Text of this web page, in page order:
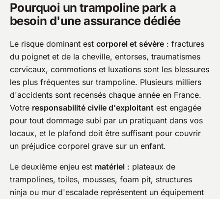
Pourquoi un trampoline park a
besoin d'une assurance dédiée
Le risque dominant est corporel et sévère : fractures
du poignet et de la cheville, entorses, traumatismes
cervicaux, commotions et luxations sont les blessures
les plus fréquentes sur trampoline. Plusieurs milliers
d'accidents sont recensés chaque année en France.
Votre responsabilité civile d'exploitant est engagée
pour tout dommage subi par un pratiquant dans vos
locaux, et le plafond doit être suffisant pour couvrir
un préjudice corporel grave sur un enfant.
Le deuxième enjeu est matériel : plateaux de
trampolines, toiles, mousses, foam pit, structures
ninja ou mur d'escalade représentent un équipement